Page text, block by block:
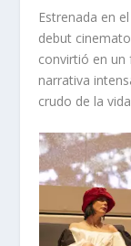
Estrenada en
debut
convirtió en un
narrativa
crudo de la